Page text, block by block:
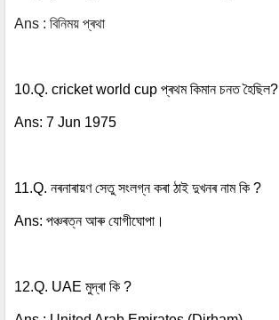
Ans : বিনিময় প্ৰথা
10.Q. cricket world cup প্ৰথম কিমান চনত হৈছিল?
Ans: 7 Jun 1975
11.Q. নৰনাৰায়ণ সেতু সংলগ্ন কৰা ঠাই দুখনৰ নাম কি ?
Ans: পঞ্চৰত্ন আৰু যোগীঘোপা।
12.Q. UAE মুদ্ৰা কি ?